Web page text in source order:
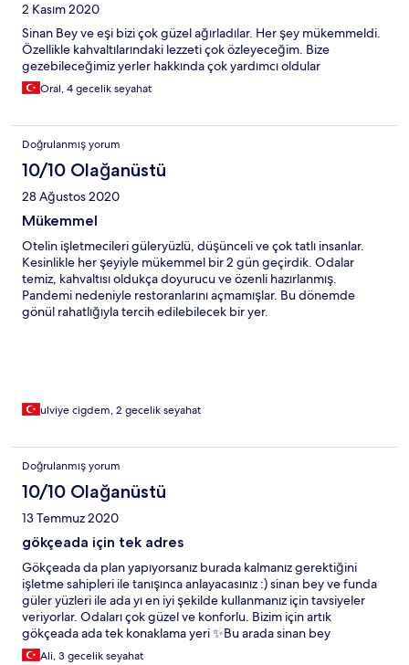
2 Kasım 2020
Sinan Bey ve eşi bizi çok güzel ağırladılar. Her şey mükemmeldi.
Özellikle kahvaltılarındaki lezzeti çok özleyeceğim. Bize
gezebileceğimiz yerler hakkında çok yardımcı oldular
Oral, 4 gecelik seyahat
Doğrulanmış yorum
10/10 Olağanüstü
28 Ağustos 2020
Mükemmel
Otelin işletmecileri güleryüzlü, düşünceli ve çok tatlı insanlar.
Kesinlikle her şeyiyle mükemmel bir 2 gün geçirdik. Odalar
temiz, kahvaltısı oldukça doyurucu ve özenli hazırlanmış.
Pandemi nedeniyle restoranlarını açmamışlar. Bu dönemde
gönül rahatlığıyla tercih edilebilecek bir yer.
ulviye cigdem, 2 gecelik seyahat
Doğrulanmış yorum
10/10 Olağanüstü
13 Temmuz 2020
gökçeada için tek adres
Gökçeada da plan yapıyorsanız burada kalmanız gerektiğini
işletme sahipleri ile tanışınca anlayacasınız :) sinan bey ve funda
güler yüzleri ile ada yı en iyi şekilde kullanmanız için tavsiyeler
veriyorlar. Odaları çok güzel ve konforlu. Bizim için artık
gökçeada ada tek konaklama yeri ✨Bu arada sinan bey
sayesinde mutfakları inanılmaz leziz✨
Ali, 3 gecelik seyahat